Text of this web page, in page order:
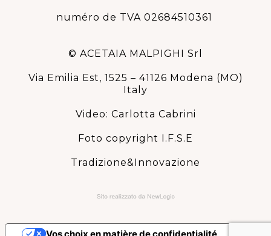
numéro de TVA 02684510361
© ACETAIA MALPIGHI Srl
Via Emilia Est, 1525 – 41126 Modena (MO)
Italy
Video: Carlotta Cabrini
Foto copyright I.F.S.E
Tradizione&Innovazione
Vos choix en matière de confidentialité